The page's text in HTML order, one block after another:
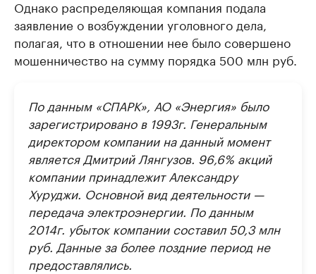
Однако распределяющая компания подала
заявление о возбуждении уголовного дела,
полагая, что в отношении нее было совершено
мошенничество на сумму порядка 500 млн руб.
По данным «СПАРК», АО «Энергия» было
зарегистрировано в 1993г. Генеральным
директором компании на данный момент
является Дмитрий Лянгузов. 96,6% акций
компании принадлежит Александру
Хуруджи. Основной вид деятельности —
передача электроэнергии. По данным
2014г. убыток компании составил 50,3 млн
руб. Данные за более поздние период не
предоставлялись.